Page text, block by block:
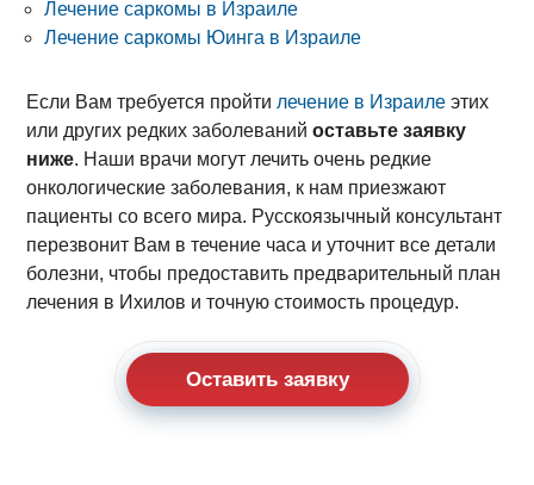
Лечение саркомы в Израиле
Лечение саркомы Юинга в Израиле
Если Вам требуется пройти лечение в Израиле этих
или других редких заболеванийоставьте заявку
ниже. Наши врачи могут лечить очень редкие
онкологические заболевания, к нам приезжают
пациенты со всего мира. Русскоязычный консультант
перезвонит Вам в течение часа и уточнит все детали
болезни, чтобы предоставить предварительный план
лечения в Ихилов и точную стоимость процедур.
Оставить заявку